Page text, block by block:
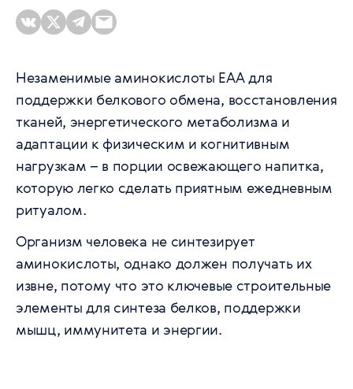
Незаменимые аминокислоты EAA для
поддержки белкового обмена, восстановления
тканей, энергетического метаболизма и
адаптации к физическим и когнитивным
нагрузкам – в порции освежающего напитка,
которую легко сделать приятным ежедневным
ритуалом.
Организм человека не синтезирует
аминокислоты, однако должен получать их
извне, потому что это ключевые строительные
элементы для синтеза белков, поддержки
мышц, иммунитета и энергии.